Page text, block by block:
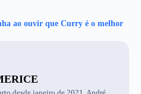
ao ouvir que Curry é o melhor